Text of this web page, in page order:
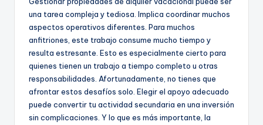
una tarea compleja y tediosa. Implica coordinar muchos
aspectos operativos diferentes. Para muchos
anfitriones, este trabajo consume mucho tiempo y
resulta estresante. Esto es especialmente cierto para
quienes tienen un trabajo a tiempo completo u otras
responsabilidades. Afortunadamente, no tienes que
afrontar estos desafíos solo. Elegir el apoyo adecuado
puede convertir tu actividad secundaria en una inversión
sin complicaciones. Y lo que es más importante, la